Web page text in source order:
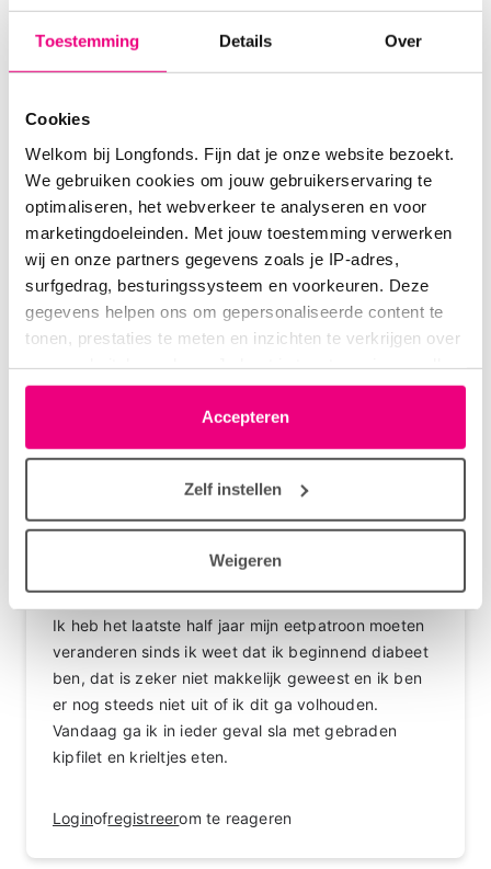
Toestemming Details Over
Cookies
Welkom bij Longfonds. Fijn dat je onze website bezoekt.
We gebruiken cookies om jouw gebruikerservaring te
optimaliseren, het webverkeer te analyseren en voor
marketingdoeleinden. Met jouw toestemming verwerken
wij en onze partners gegevens zoals je IP-adres,
surfgedrag, besturingssysteem en voorkeuren. Deze
gegevens helpen ons om gepersonaliseerde content te
tonen, prestaties te meten en inzichten te verkrijgen over
moment wijzigen of intrekken via het cookie-icoontje
linksonder elke pagina. De lijst met partners is te vinden
in het tabblad “details”.
Accepteren
Zelf instellen
Weigeren
pastinaak, wortel, champignons en kip chipolata
Dominique 14-11-2022 om 16:50 uur
Ik heb het laatste half jaar mijn eetpatroon moeten
veranderen sinds ik weet dat ik beginnend diabeet
ben, dat is zeker niet makkelijk geweest en ik ben
er nog steeds niet uit of ik dit ga volhouden.
Vandaag ga ik in ieder geval sla met gebraden
kipfilet en krieltjes eten.
Loginofregistreerom te reageren